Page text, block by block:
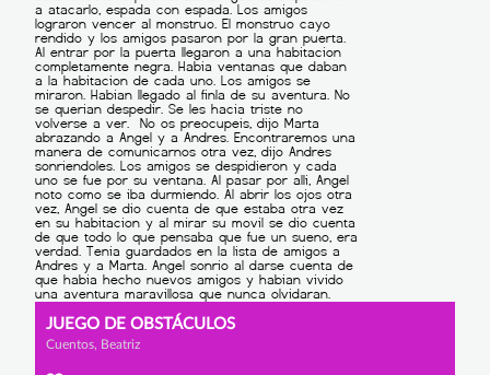
JUEGO DE OBSTÁCULOS
Cuentos, Beatriz